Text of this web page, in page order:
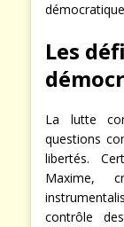
Les
La lutte
questions
libertés.
Maxime,
contrôle